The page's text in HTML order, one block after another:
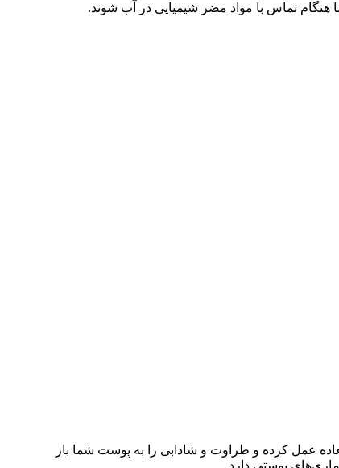
تماس با مواد مضر شیمیایی در آب شوند.
عمل کرده و طراوت و شادابی را به پوست شما باز